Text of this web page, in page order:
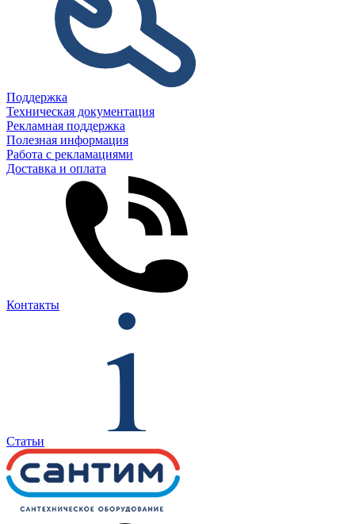
Поддержка
Техническая документация
Рекламная поддержка
Полезная информация
Работа с рекламациями
Доставка и оплата
Контакты
Статьи